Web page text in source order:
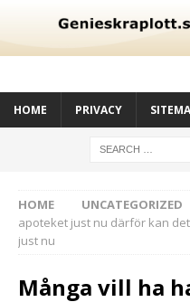
HOME PRIVACY
HOME UNCATEGORIZED
apoteket just nu därför kan
just nu
Många vill ha